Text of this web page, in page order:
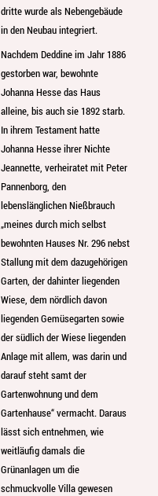
dritte wurde als Nebengebäude
in den Neubau integriert.
Nachdem Deddine im Jahr 1886
gestorben war, bewohnte
Johanna Hesse das Haus
alleine, bis auch sie 1892 starb.
In ihrem Testament hatte
Johanna Hesse ihrer Nichte
Jeannette, verheiratet mit Peter
Pannenborg, den
lebenslänglichen Nießbrauch
„meines durch mich selbst
bewohnten Hauses Nr. 296 nebst
Stallung mit dem dazugehörigen
Garten, der dahinter liegenden
Wiese, dem nördlich davon
liegenden Gemüsegarten sowie
der südlich der Wiese liegenden
Anlage mit allem, was darin und
darauf steht samt der
Gartenwohnung und dem
Gartenhause“ vermacht. Daraus
lässt sich entnehmen, wie
weitläufig damals die
Grünanlagen um die
schmuckvolle Villa gewesen